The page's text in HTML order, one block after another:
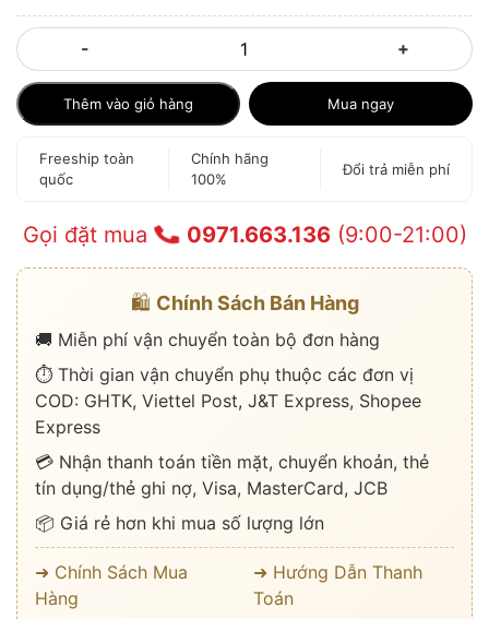
- +
Thêm vào giỏ hàng Mua ngay
Freeship toàn
quốc
Chính hãng
100%
Đổi trả miễn phí
Gọi đặt mua 0971.663.136(9:00-21:00)
🛍️ Chính Sách Bán Hàng
🚚 Miễn phí vận chuyển toàn bộ đơn hàng
⏱️ Thời gian vận chuyển phụ thuộc các đơn vị
COD: GHTK, Viettel Post, J&T Express, Shopee
Express
💳 Nhận thanh toán tiền mặt, chuyển khoản, thẻ
tín dụng/thẻ ghi nợ, Visa, MasterCard, JCB
📦 Giá rẻ hơn khi mua số lượng lớn
➜ Chính Sách Mua
Hàng
➜ Hướng Dẫn Thanh
Toán